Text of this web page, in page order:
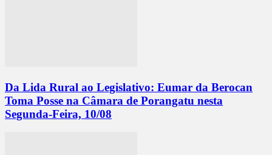
Da Lida Rural ao Legislativo: Eumar da Berocan
Toma Posse na Câmara de Porangatu nesta
Segunda-Feira, 10/08